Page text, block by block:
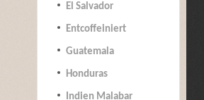
El Salvador
Entcoffeiniert
Guatemala
Honduras
Indien Malabar